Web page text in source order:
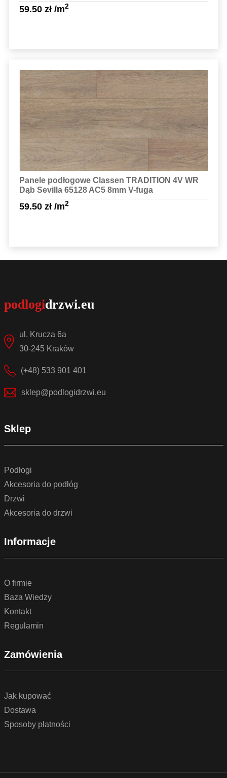
59.50 zł/m2
Sprawdź szczegóły
Panele podłogowe Classen TRADITION 4V WR
Dąb Sevilla 65128 AC5 8mm V-fuga
59.50 zł/m2
ul. Krucza 6a
30-245 Kraków
(+48) 533 901 401
sklep@podlogidrzwi.eu
Sklep
Podłogi
Akcesoria do podłóg
Drzwi
Akcesoria do drzwi
Informacje
O firmie
Baza Wiedzy
Kontakt
Regulamin
Zamówienia
Jak kupować
Dostawa
Sposoby płatności